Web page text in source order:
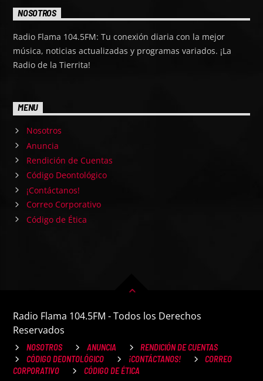
NOSOTROS
Radio Flama 104.5FM: Tu conexión diaria con la mejor
música, noticias actualizadas y programas variados. ¡La
Radio de la Tierrita!
MENU
Nosotros
Anuncia
Rendición de Cuentas
Código Deontológico
¡Contáctanos!
Correo Corporativo
Código de Ética
Radio Flama 104.5FM - Todos los Derechos
Reservados
NOSOTROS ANUNCIA
RENDICIÓN DE CUENTAS
CÓDIGO DEONTOLÓGICO
¡CONTÁCTANOS!
CORREO
CORPORATIVO
CÓDIGO DE ÉTICA